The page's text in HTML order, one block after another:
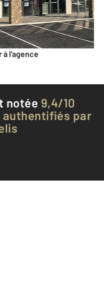
message
à l'agence
notée 9,4/10
authentifiés par
clients